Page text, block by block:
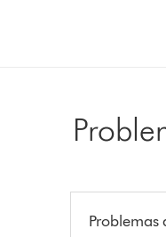
Problemas